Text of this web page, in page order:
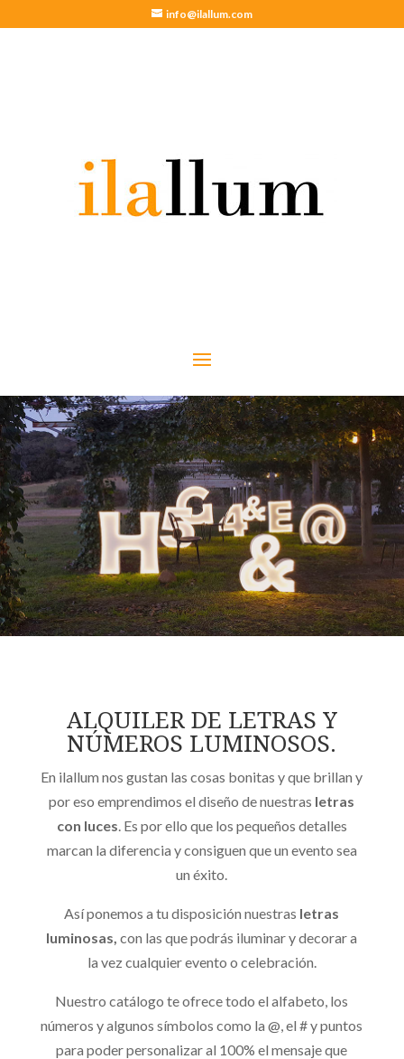
info@ilallum.com
ALQUILER DE LETRAS Y
NÚMEROS LUMINOSOS.
En ilallum nos gustan las cosas bonitas y que brillan y
por eso emprendimos el diseño de nuestras letras
con luces. Es por ello que los pequeños detalles
marcan la diferencia y consiguen que un evento sea
un éxito.
Así ponemos a tu disposición nuestras letras
luminosas, con las que podrás iluminar y decorar a
la vez cualquier evento o celebración.
Nuestro catálogo te ofrece todo el alfabeto, los
números y algunos símbolos como la @, el # y puntos
para poder personalizar al 100% el mensaje que